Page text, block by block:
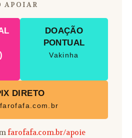
APOIAR
DOAÇÃO
PONTUAL
Vakinha
DIRETO
farofafa.com.br/apoie